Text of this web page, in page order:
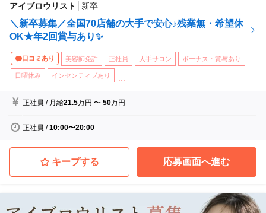
アイブロウリスト 新卒
＼新卒募集／全国70店舗の大手で安心♪残業無・希望休
OK★年2回賞与あり✨
口コミあり 美容師免許 正社員 大手サロン ボーナス・賞与あり
日曜休み インセンティブあり
正社員 / 月給21.5万円 〜50万円
正社員 /10:00〜20:00
キープする 応募画面へ進む